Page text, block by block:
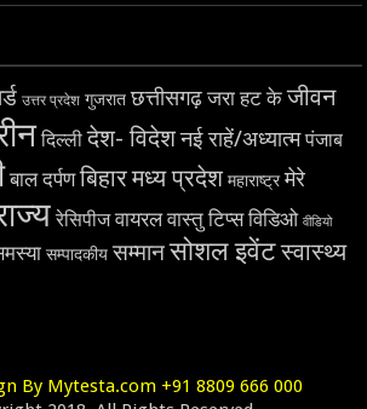
उत्तर प्रदेश गुजरात छत्तीसगढ़ जरा हट के जीवन
दिल्ली देश- विदेशनई राहें/अध्यात्म पंजाब
बाल दर्पण बिहारमध्य प्रदेश महाराष्ट्र मेरे
रेसिपीज वायरल वास्तु टिप्स विडिओ वीडियो
सम्पादकीय सम्मानसोशल इवेंटस्वास्थ्य
By Mytesta.com +91 8809 666 000